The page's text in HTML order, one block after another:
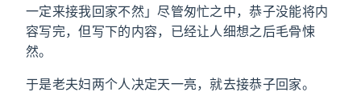
一定来接我回家不然」尽管匆忙之中，恭子没能将内
容写完，但写下的内容，已经让人细想之后毛骨悚
然。
于是老夫妇两个人决定天一亮，就去接恭子回家。